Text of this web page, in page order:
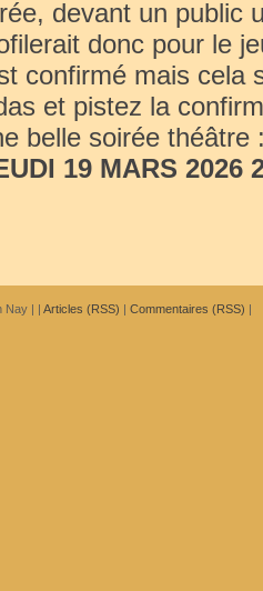
devant un public
donc pour le
confirmé mais cela
et pistez la
belle soirée
19 MARS 2026
Nay | | Articles (RSS) | Commentaires (RSS) |